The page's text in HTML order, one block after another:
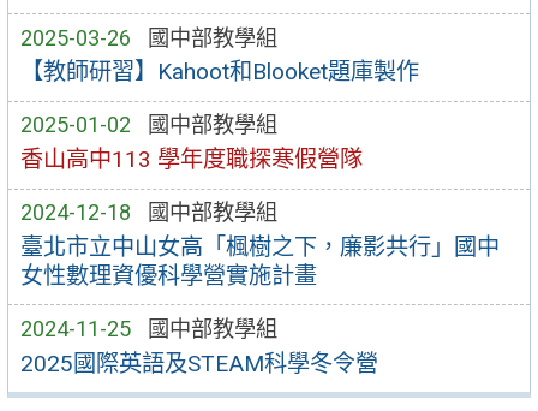
2025-03-26 國中部教學組
【教師研習】Kahoot和Blooket題庫製作
2025-01-02 國中部教學組
香山高中113 學年度職探寒假營隊
2024-12-18 國中部教學組
臺北市立中山女高「楓樹之下，廉影共行」國中
女性數理資優科學營實施計畫
2024-11-25 國中部教學組
2025國際英語及STEAM科學冬令營